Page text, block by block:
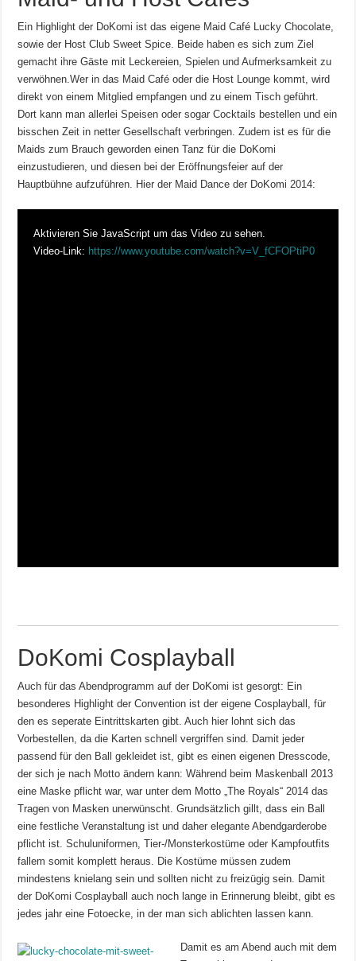
Ein Highlight der DoKomi ist das eigene Maid Café Lucky Chocolate,
sowie der Host Club Sweet Spice. Beide haben es sich zum Ziel
gemacht ihre Gäste mit Leckereien, Spielen und Aufmerksamkeit zu
verwöhnen.Wer in das Maid Café oder die Host Lounge kommt, wird
direkt von einem Mitglied empfangen und zu einem Tisch geführt.
Dort kann man allerlei Speisen oder sogar Cocktails bestellen und ein
bisschen Zeit in netter Gesellschaft verbringen. Zudem ist es für die
Maids zum Brauch geworden einen Tanz für die DoKomi
einzustudieren, und diesen bei der Eröffnungsfeier auf der
Hauptbühne aufzuführen. Hier der Maid Dance der DoKomi 2014:
Aktivieren Sie JavaScript um das Video zu sehen.
Video-Link: https://www.youtube.com/watch?v=V_fCFOPtiP0
DoKomi Cosplayball
Auch für das Abendprogramm auf der DoKomi ist gesorgt: Ein
besonderes Highlight der Convention ist der eigene Cosplayball, für
den es seperate Eintrittskarten gibt. Auch hier lohnt sich das
Vorbestellen, da die Karten schnell vergriffen sind. Damit jeder
passend für den Ball gekleidet ist, gibt es einen eigenen Dresscode,
der sich je nach Motto ändern kann: Während beim Maskenball 2013
eine Maske pflicht war, war unter dem Motto „The Royals“ 2014 das
Tragen von Masken unerwünscht. Grundsätzlich gillt, dass ein Ball
eine festliche Veranstaltung ist und daher elegante Abendgarderobe
pflicht ist. Schuluniformen, Tier-/Monsterkostüme oder Kampfoutfits
fallem somit komplett heraus. Die Kostüme müssen zudem
mindestens knielang sein und sollten nicht zu freizügig sein. Damit
der DoKomi Cosplayball auch noch lange in Erinnerung bleibt, gibt es
jedes jahr eine Fotoecke, in der man sich ablichten lassen kann.
Damit es am Abend auch mit dem